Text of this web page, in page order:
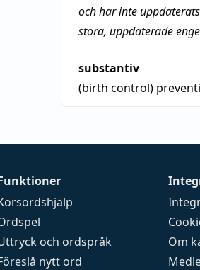
och har inte
stora, uppdaterade
substantiv
(birth control)
och ordspråk
nytt ord
Om